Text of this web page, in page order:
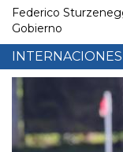
Federico
Gobierno
INTERNACIONES